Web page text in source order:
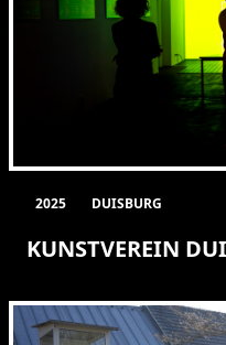
2025 DUISBURG
KUNSTVEREIN